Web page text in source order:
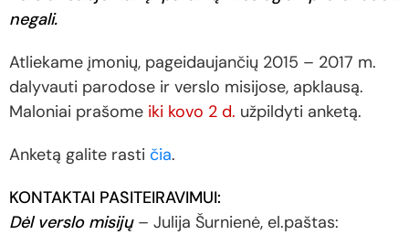
negali.
Atliekame įmonių, pageidaujančių 2015 – 2017 m.
dalyvauti parodose ir verslo misijose, apklausą.
Maloniai prašome iki kovo 2 d. užpildyti anketą.
Anketą galite rasti čia.
KONTAKTAI PASITEIRAVIMUI:
Dėl verslo misijų– Julija Šurnienė, el.paštas: